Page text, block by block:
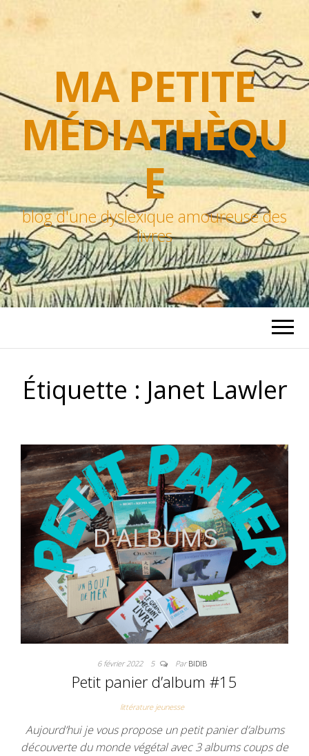
MA PETITE
MÉDIATHÈQU
E
blog d'une dyslexique amoureuse des
livres
Étiquette : Janet Lawler
6 février 2022 5 ParBIDIB
Petit panier d’album #15
littérature jeunesse
Aujourd’hui je vous propose un petit panier d’albums
découverte du monde végétal avec 3 albums coups de